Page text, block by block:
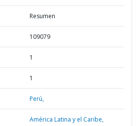
Resumen
109079
1
1
Perú,
América Latina y el Caribe,